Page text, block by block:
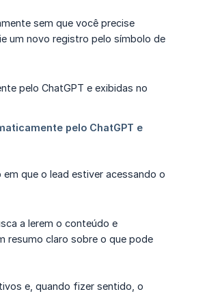
sem que você precise
um novo registro pelo símbolo de
que o lead estiver acessando o
a lerem o conteúdo e
resumo claro sobre o que pode
e, quando fizer sentido, o